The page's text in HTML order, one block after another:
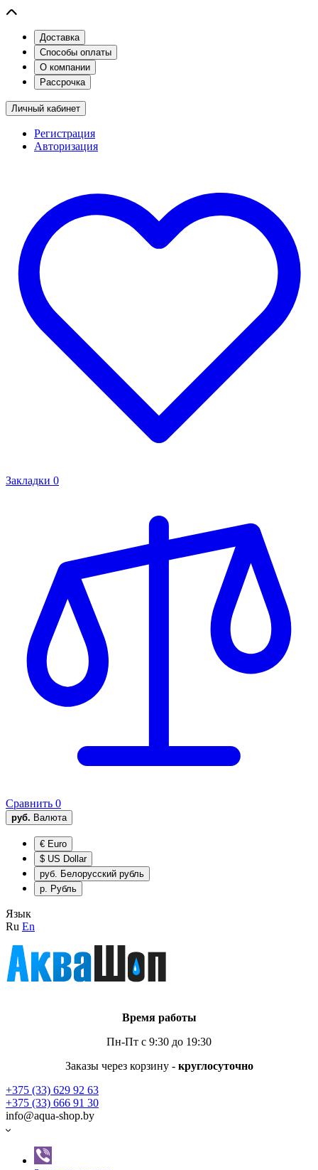
Доставка
Способы оплаты
О компании
Рассрочка
Личный кабинет
Регистрация
Авторизация
Закладки 0
Сравнить 0
руб. Валюта
€ Euro
$ US Dollar
руб. Белорусский рубль
р. Рубль
Язык
Ru En
Время работы
Пн-Пт с 9:30 до 19:30
Заказы через корзину - круглосуточно
+375 (33) 629 92 63
+375 (33) 666 91 30
info@aqua-shop.by